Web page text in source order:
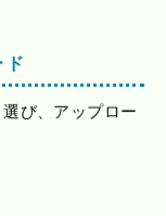
び、アップロー